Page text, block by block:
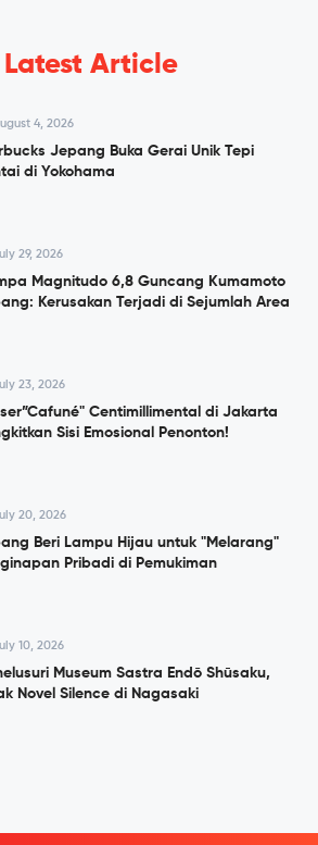
Latest Article
4, 2026
Jepang Buka Gerai Unik Tepi
di Yokohama
29, 2026
Magnitudo 6,8 Guncang Kumamoto
Kerusakan Terjadi di Sejumlah Area
23, 2026
Centimillimental di Jakarta
Sisi Emosional Penonton!
20, 2026
Beri Lampu Hijau untuk "Melarang"
Pribadi di Pemukiman
10, 2026
Museum Sastra Endō Shūsaku,
Novel Silence di Nagasaki